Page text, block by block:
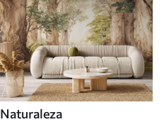
Naturaleza